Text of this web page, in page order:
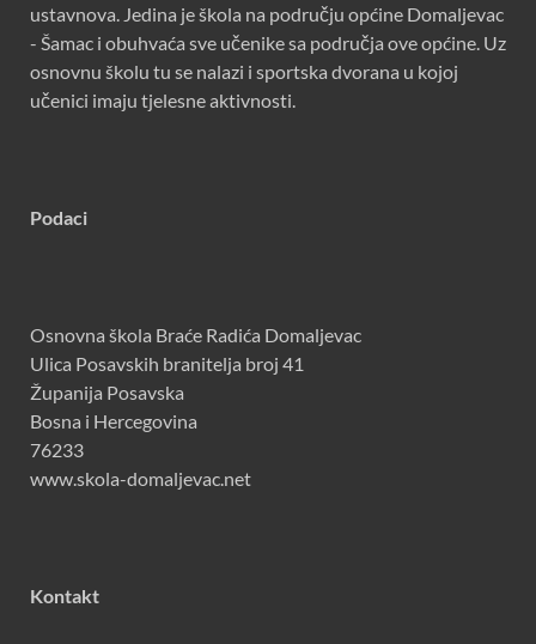
ustavnova. Jedina je škola na području općine Domaljevac
- Šamac i obuhvaća sve učenike sa područja ove općine. Uz
osnovnu školu tu se nalazi i sportska dvorana u kojoj
učenici imaju tjelesne aktivnosti.
Podaci
Osnovna škola Braće Radića Domaljevac
Ulica Posavskih branitelja broj 41
Županija Posavska
Bosna i Hercegovina
76233
www.skola-domaljevac.net
Kontakt